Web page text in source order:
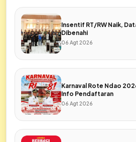
Insentif RT/RW Naik,
Dibenahi
06 Agt 2026
Karnaval Rote Ndao
Info Pendaftaran
06 Agt 2026